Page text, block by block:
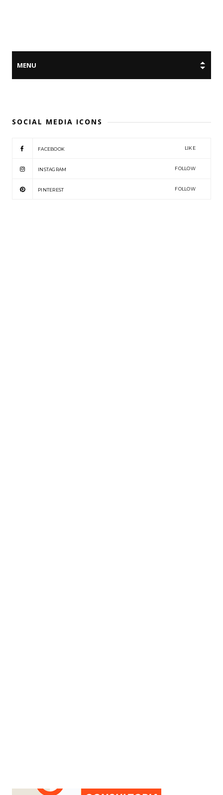
SOCIAL MEDIA ICONS
FACEBOOK LIKE
INSTAGRAM FOLLOW
PINTEREST FOLLOW